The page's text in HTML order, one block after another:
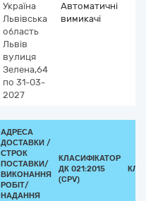
Україна
Львівська
область
Львів
вулиця
Зелена,64
по 31-03-
2027
Автоматичні
вимикачі
АДРЕСА
ДОСТАВКИ /
СТРОК
ПОСТАВКИ/
ВИКОНАННЯ
РОБІТ/
НАДАННЯ
КЛАСИФІКАТОР
ДК 021:2015
(CPV)